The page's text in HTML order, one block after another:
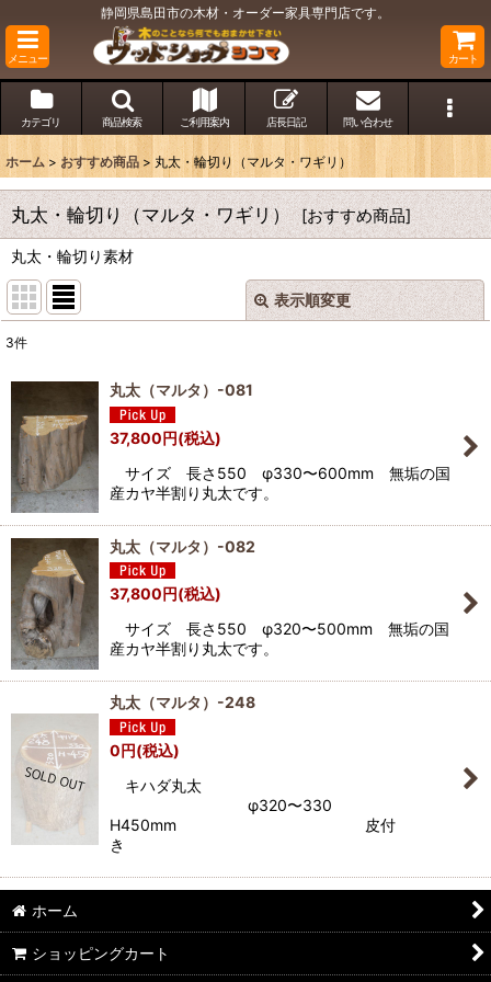
静岡県島田市の木材・オーダー家具専門店です。
メニュー カート
カテゴリ 商品検索 ご利用案内 店長日記 問い合わせ
ホーム > おすすめ商品 > 丸太・輪切り（マルタ・ワギリ）
丸太・輪切り（マルタ・ワギリ） [おすすめ商品]
丸太・輪切り素材
表示順変更
並び順:
絞り込む
閉じる
3件
丸太（マルタ）-081
37,800円(税込)
サイズ 長さ550 φ330〜600mm 無垢の国
産カヤ半割り丸太です。
丸太（マルタ）-082
37,800円(税込)
サイズ 長さ550 φ320〜500mm 無垢の国
産カヤ半割り丸太です。
丸太（マルタ）-248
0円(税込)
キハダ丸太
φ320〜330
H450mm 皮付
き
ホーム
ショッピングカート